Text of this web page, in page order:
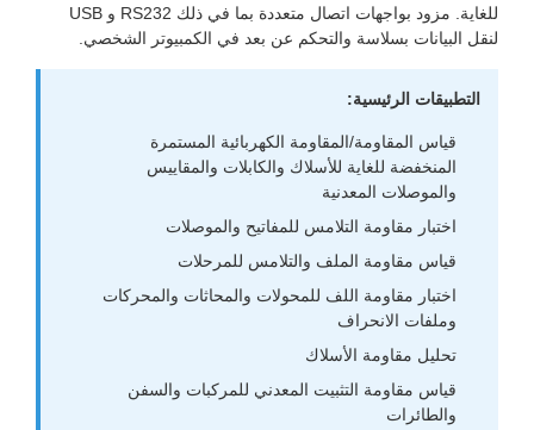
للغاية. مزود بواجهات اتصال متعددة بما في ذلك RS232 و USB
لنقل البيانات بسلاسة والتحكم عن بعد في الكمبيوتر الشخصي.
التطبيقات الرئيسية:
قياس المقاومة/المقاومة الكهربائية المستمرة
المنخفضة للغاية للأسلاك والكابلات والمقاييس
والموصلات المعدنية
اختبار مقاومة التلامس للمفاتيح والموصلات
قياس مقاومة الملف والتلامس للمرحلات
اختبار مقاومة اللف للمحولات والمحاثات والمحركات
وملفات الانحراف
تحليل مقاومة الأسلاك
قياس مقاومة التثبيت المعدني للمركبات والسفن
والطائرات